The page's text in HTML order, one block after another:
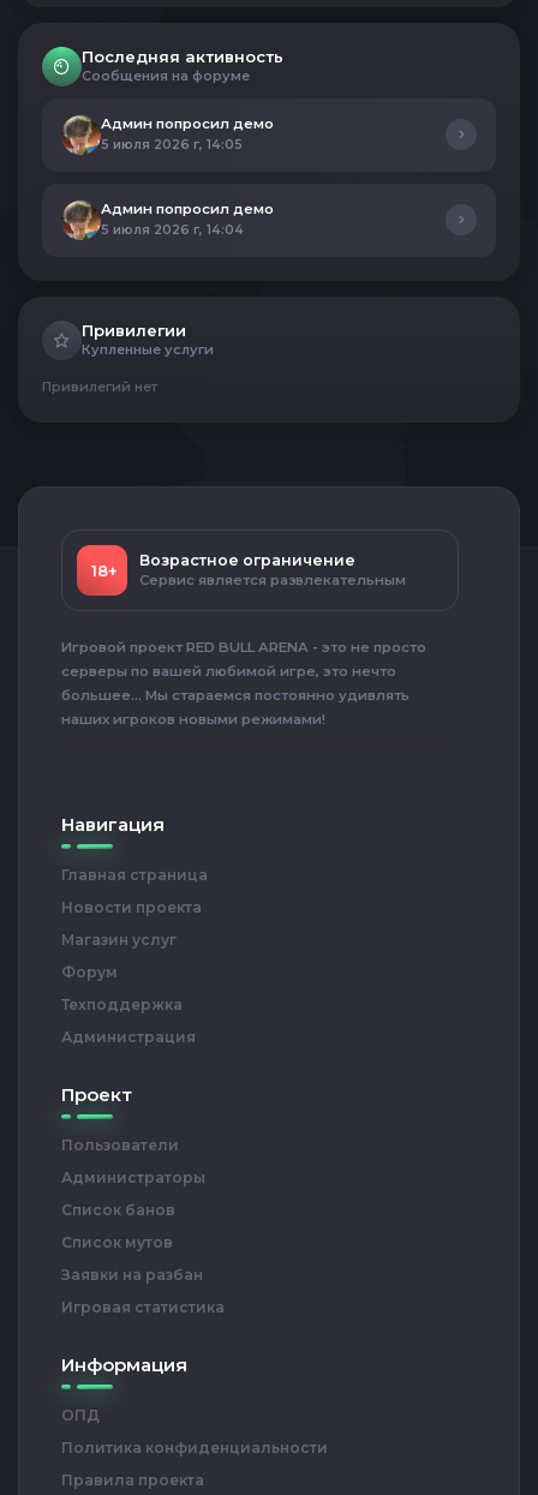
Последняя активность
Сообщения на форуме
Админ попросил демо
5 июля 2026 г, 14:05
Админ попросил демо
5 июля 2026 г, 14:04
Привилегии
Купленные услуги
Привилегий нет
18+
Возрастное ограничение
Сервис является развлекательным
Игровой проект RED BULL ARENA - это не просто
серверы по вашей любимой игре, это нечто
большее... Мы стараемся постоянно удивлять
наших игроков новыми режимами!
Навигация
Главная страница
Новости проекта
Магазин услуг
Форум
Техподдержка
Администрация
Проект
Пользователи
Администраторы
Список банов
Список мутов
Заявки на разбан
Игровая статистика
Информация
ОПД
Политика конфиденциальности
Правила проекта